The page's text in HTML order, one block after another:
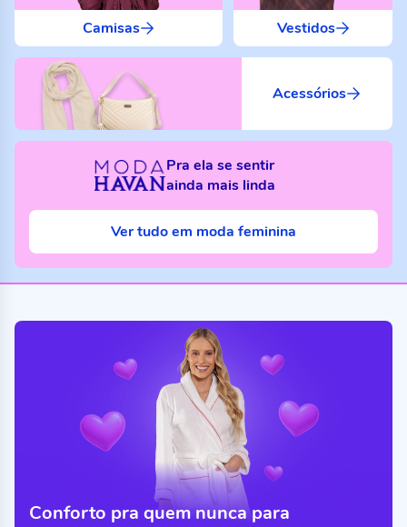
Vestidos
Camisas
Acessórios
Pra ela se sentir
ainda mais linda
Ver tudo em moda feminina
Conforto pra quem nunca para